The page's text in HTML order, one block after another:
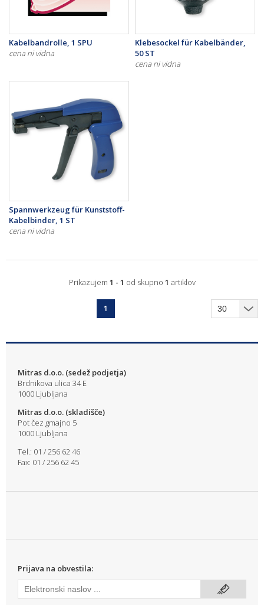
Kabelbandrolle, 1 SPU
cena ni vidna
Klebesockel für Kabelbänder,
50 ST
cena ni vidna
Spannwerkzeug für Kunststoff-
Kabelbinder, 1 ST
cena ni vidna
Prikazujem 1 - 1 od skupno 1 artiklov
1
Mitras d.o.o. (sedež podjetja)
Brdnikova ulica 34 E
1000 Ljubljana
Mitras d.o.o. (skladišče)
Pot čez gmajno 5
1000 Ljubljana
Tel.: 01 / 256 62 46
Fax: 01 / 256 62 45
Prijava na obvestila: